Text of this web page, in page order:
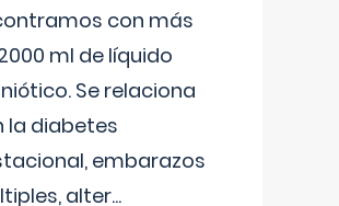
con más
ml de líquido
Se relaciona
la diabetes
embarazos
alter...